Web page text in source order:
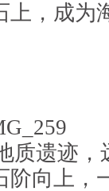
，成为
质遗迹，
阶向上，